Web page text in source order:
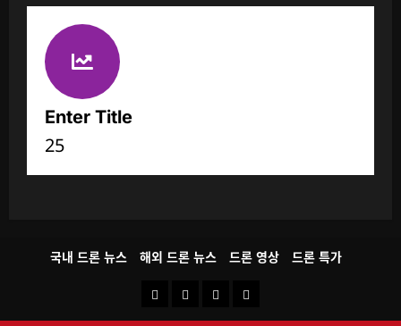
Enter Title
25
국내 드론 뉴스 해외 드론 뉴스 드론 영상 드론 특가
국
내
해
외
드
론
드
론